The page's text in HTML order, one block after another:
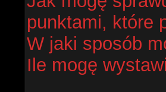
punktami, które
W jaki sposób
Ile mogę